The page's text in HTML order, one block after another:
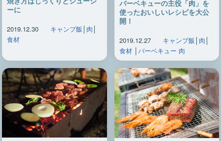
ーに
2019.12.30 キャンプ飯 肉
食材
バーベキューの主役「肉」を
使ったおいしいレシピを大公
開！
2019.12.27 キャンプ飯 │ 肉 │
食材│ バーベキュー 肉